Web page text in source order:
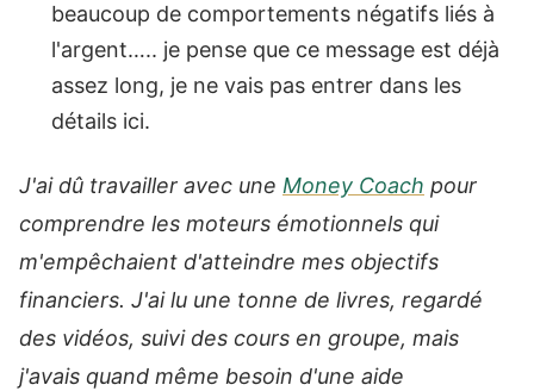
beaucoup de comportements négatifs liés à
l'argent….. je pense que ce message est déjà
assez long, je ne vais pas entrer dans les
détails ici.
J'ai dû travailler avec une Money Coach pour
comprendre les moteurs émotionnels qui
m'empêchaient d'atteindre mes objectifs
financiers. J'ai lu une tonne de livres, regardé
des vidéos, suivi des cours en groupe, mais
j'avais quand même besoin d'une aide